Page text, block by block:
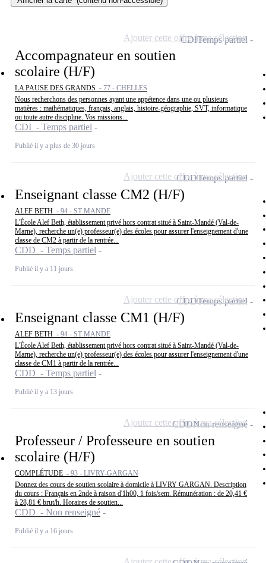
Accompagnateur en soutien
scolaire (H/F)
LA PAUSE DES GRANDS - 77 - CHELLES
Nous recherchons des personnes ayant une appétence dans une ou plusieurs
matières : mathématiques, français, anglais, histoire-géographie, SVT, informatique
ou toute autre discipline. Vos missions...
CDI - Temps partiel
Publié il y a plus de 30 jours
CDITemps partiel
Ajouter cette offre à ma sélection
Enseignant classe CM2 (H/F)
ALEF BETH - 94 - ST MANDE
L'École Alef Beth, établissement privé hors contrat situé à Saint-Mandé (Val-de-
Marne), recherche un(e) professeur(e) des écoles pour assurer l'enseignement d'une
classe de CM2 à partir de la rentrée...
CDD - Temps partiel
Publié il y a 11 jours
CDDTemps partiel
Ajouter cette offre à ma sélection
Enseignant classe CM1 (H/F)
ALEF BETH - 94 - ST MANDE
L'École Alef Beth, établissement privé hors contrat situé à Saint-Mandé (Val-de-
Marne), recherche un(e) professeur(e) des écoles pour assurer l'enseignement d'une
classe de CM1 à partir de la rentrée...
CDD - Temps partiel
Publié il y a 13 jours
CDDTemps partiel
Ajouter cette offre à ma sélection
Professeur / Professeure en soutien
scolaire (H/F)
COMPLÉTUDE - 93 - LIVRY-GARGAN
Donnez des cours de soutien scolaire à domicile à LIVRY GARGAN. Description
du cours : Français en 2nde à raison d'1h00, 1 fois/sem. Rémunération : de 20,41 €
à 28,81 € brut/h. Horaires de soutien...
CDD - Non renseigné
Publié il y a 16 jours
CDDNon renseigné
Ajouter cette offre à ma sélection